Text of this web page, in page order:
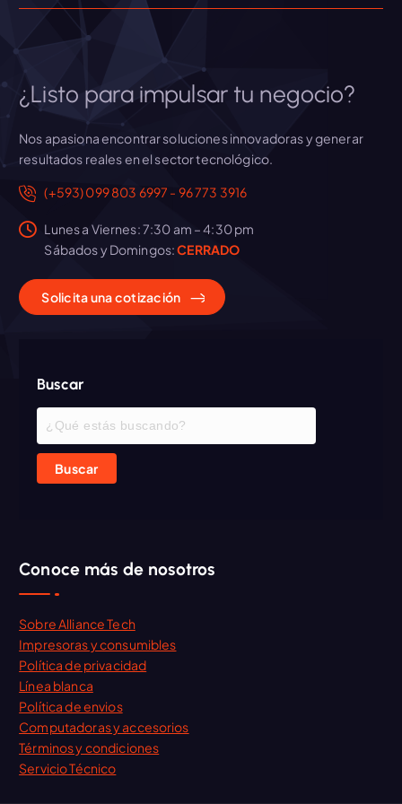
r
a
d
a
s
¿Listo para impulsar tu negocio?
Nos apasiona encontrar soluciones innovadoras y generar
resultados reales en el sector tecnológico.
(+593) 099 803 6997 - 96 773 3916
Lunes a Viernes: 7:30 am – 4:30 pm
Sábados y Domingos:CERRADO
Solicitaunacotización
Buscar
Buscar
Conoce más de nosotros
Sobre Alliance Tech
Impresoras y consumibles
Política de privacidad
Línea blanca
Política de envios
Computadoras y accesorios
Términos y condiciones
Servicio Técnico